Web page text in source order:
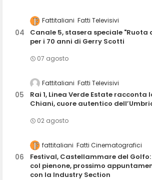
Fattitaliani Fatti Televisivi
Canale 5, stasera speciale "Ruota
per i 70 anni di Gerry Scotti
07 agosto
Fattitaliani Fatti Televisivi
Rai 1, Linea Verde Estate racconta
Chiani, cuore autentico
02 agosto
fattitaliani Fatti Cinematografici
Festival, Castellammare del Golfo:
col pienone, prossimo
con la Industry Section